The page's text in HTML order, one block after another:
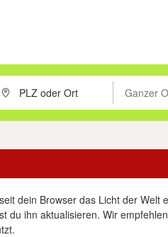
mit den Pfeiltasten nach
PLZ oder Ort eingeben. Ganzer
Suche im
dein Browser das Licht der Welt
du ihn aktualisieren. Wir